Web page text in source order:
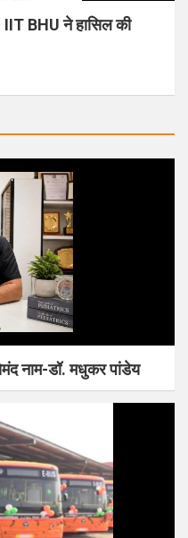
BHU ने हासिल की
नाम-डॉ. मधुकर पांडेय